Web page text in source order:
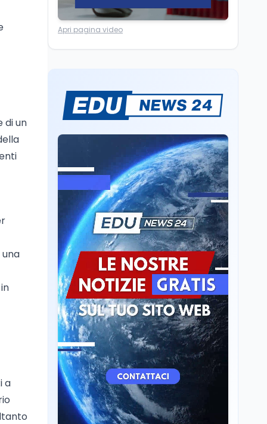
di un
a
Scuola7 ago
“Noi siamo le Scuole”:
Mondo
Sparatoria a Bangkok:
studente 14enne uccide
Editoriali7 ago
Camere in ferie,
riapertura il 9
settembre tra legge
elettorale e Rai. La
premier Meloni attesa a
Bari il 4 settembre per
celebrare il governo più
longevo dell’Italia
repubblicana
Cultura7 ago
Ravenna, il settembre
dantesco nel 705°
anniversario della morte
del Sommo Poeta
Cultura 7 ago
Franca Ghitti a Santa
Giulia: il quarto capitolo
dei Palcoscenici
Apri pagina video